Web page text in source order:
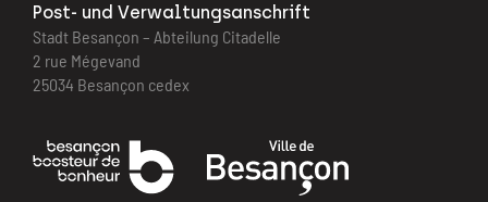
Post- und Verwaltungsanschrift
Stadt Besançon – Abteilung Citadelle
2 rue Mégevand
25034 Besançon cedex